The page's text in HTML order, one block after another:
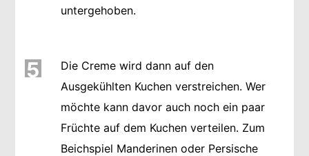
untergehoben.
5
Die Creme wird dann auf den
Ausgekühlten Kuchen verstreichen. Wer
möchte kann davor auch noch ein paar
Früchte auf dem Kuchen verteilen. Zum
Beichspiel Manderinen oder Persische